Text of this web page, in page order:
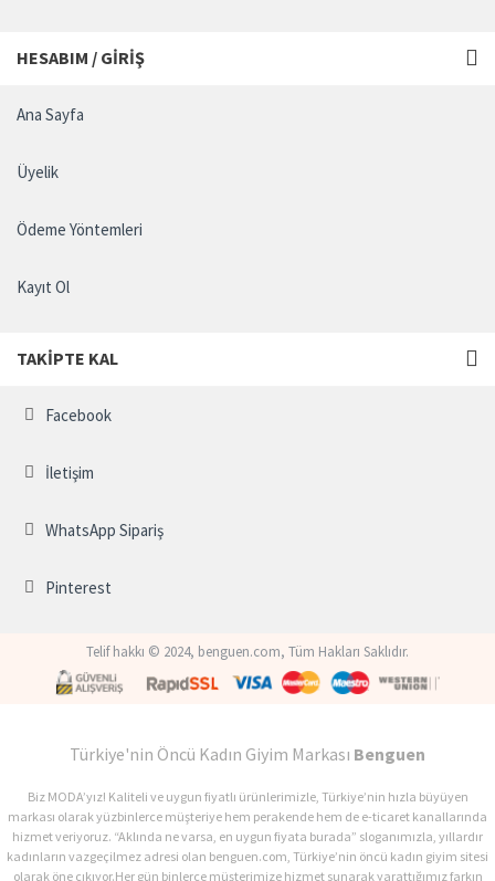
HESABIM / GIRIŞ
Ana Sayfa
Üyelik
Ödeme Yöntemleri
Kayıt Ol
TAKIPTE KAL
Facebook
İletişim
WhatsApp Sipariş
Pinterest
Telif hakkı © 2024, benguen.com, Tüm Hakları Saklıdır.
Türkiye'nin Öncü Kadın Giyim Markası Benguen
Biz MODA’yız! Kaliteli ve uygun fiyatlı ürünlerimizle, Türkiye’nin hızla büyüyen
markası olarak yüzbinlerce müşteriye hem perakende hem de e-ticaret kanallarında
hizmet veriyoruz. “Aklında ne varsa, en uygun fiyata burada” sloganımızla, yıllardır
kadınların vazgeçilmez adresi olan benguen.com, Türkiye’nin öncü kadın giyim sitesi
olarak öne çıkıyor.Her gün binlerce müşterimize hizmet sunarak yarattığımız farkın